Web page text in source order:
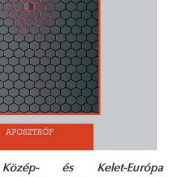
Közép- és Kelet-Európa